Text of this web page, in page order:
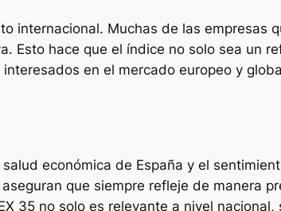
internacional. Muchas de las empresas
Esto hace que el índice no solo sea un
en el mercado europeo y
económica de España y el
que siempre refleje de manera
35 no solo es relevante a nivel nacional,